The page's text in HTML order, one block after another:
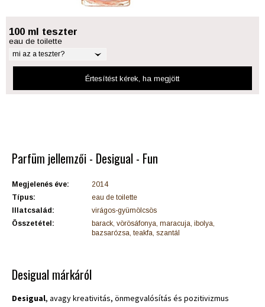
100 ml teszter
eau de toilette
mi az a teszter?
Értesítést kérek, ha megjött
Parfüm jellemzői - Desigual - Fun
Megjelenés éve:
2014
Típus:
eau de toilette
Illatcsalád:
virágos-gyümölcsös
Összetétel:
barack, vörösáfonya, maracuja, ibolya,
bazsarózsa, teakfa, szantál
Desigual márkáról
Desigual, avagy kreativitás, önmegvalósítás és pozitivizmus